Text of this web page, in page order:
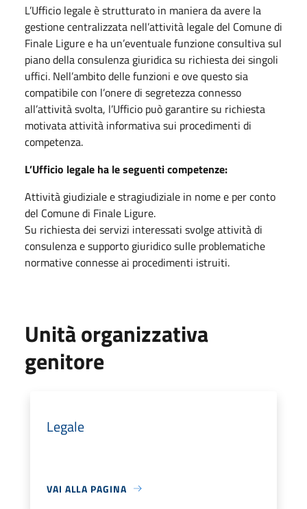
L’Ufficio legale è strutturato in maniera da avere la
gestione centralizzata nell’attività legale del Comune di
Finale Ligure e ha un’eventuale funzione consultiva sul
piano della consulenza giuridica su richiesta dei singoli
uffici. Nell’ambito delle funzioni e ove questo sia
compatibile con l’onere di segretezza connesso
all’attività svolta, l’Ufficio può garantire su richiesta
motivata attività informativa sui procedimenti di
competenza.
L’Ufficio legale ha le seguenti competenze:
Attività giudiziale e stragiudiziale in nome e per conto
del Comune di Finale Ligure.
Su richiesta dei servizi interessati svolge attività di
consulenza e supporto giuridico sulle problematiche
normative connesse ai procedimenti istruiti.
Unità organizzativa
genitore
Legale
VAI ALLA PAGINA